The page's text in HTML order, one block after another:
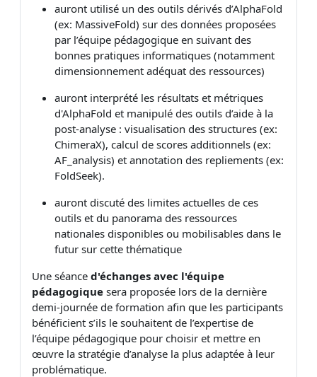
auront utilisé un des outils dérivés d’AlphaFold
(ex: MassiveFold) sur des données proposées
par l’équipe pédagogique en suivant des
bonnes pratiques informatiques (notamment
dimensionnement adéquat des ressources)
auront interprété les résultats et métriques
d'AlphaFold et manipulé des outils d’aide à la
post-analyse : visualisation des structures (ex:
ChimeraX), calcul de scores additionnels (ex:
AF_analysis) et annotation des repliements (ex:
FoldSeek).
auront discuté des limites actuelles de ces
outils et du panorama des ressources
nationales disponibles ou mobilisables dans le
futur sur cette thématique
Une séance d'échanges avec l'équipe
pédagogique sera proposée lors de la dernière
demi-journée de formation afin que les participants
bénéficient s’ils le souhaitent de l’expertise de
l’équipe pédagogique pour choisir et mettre en
œuvre la stratégie d’analyse la plus adaptée à leur
problématique.